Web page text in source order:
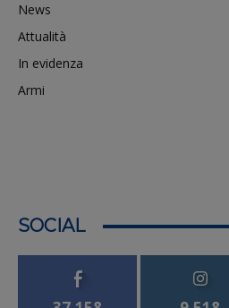
News
Attualità
In evidenza
Armi
SOCIAL